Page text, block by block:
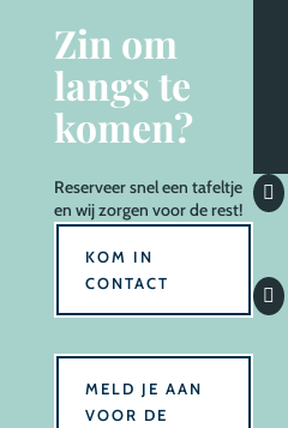
Zin om
langs te
komen?
Reserveersnel een tafeltje
en wij zorgen voor de rest!
KOM IN
CONTACT
MELD JE AAN
VOOR DE

